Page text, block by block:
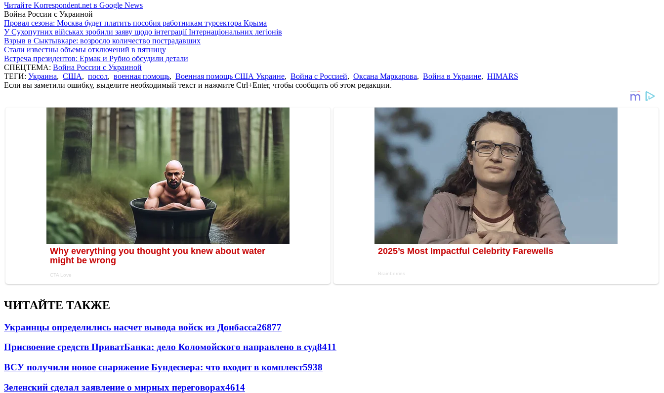
Читайте Korrespondent.net в Google News
Война России с Украиной
Провал сезона: Москва будет платить пособия работникам турсектора Крыма
У Сухопутних військах зробили заяву щодо інтеграції Інтернаціональних легіонів
Взрыв в Сыктывкаре: возросло количество пострадавших
Стали известны объемы отключений в пятницу
Встреча президентов: Ермак и Рубио обсудили детали
СПЕЦТЕМА: Война России с Украиной
ТЕГИ: Украина, США, посол, военная помощь, Военная помощь США Украине, Война с Россией, Оксана Маркарова, Война в Украине, HIMARS
Если вы заметили ошибку, выделите необходимый текст и нажмите Ctrl+Enter, чтобы сообщить об этом редакции.
ЧИТАЙТЕ ТАКЖЕ
Украинцы определились насчет вывода войск из Донбасса26877
Присвоение средств ПриватБанка: дело Коломойского направлено в суд8411
ВСУ получили новое снаряжение Бундесвера: что входит в комплект5938
Зеленский сделал заявление о мирных переговорах4614